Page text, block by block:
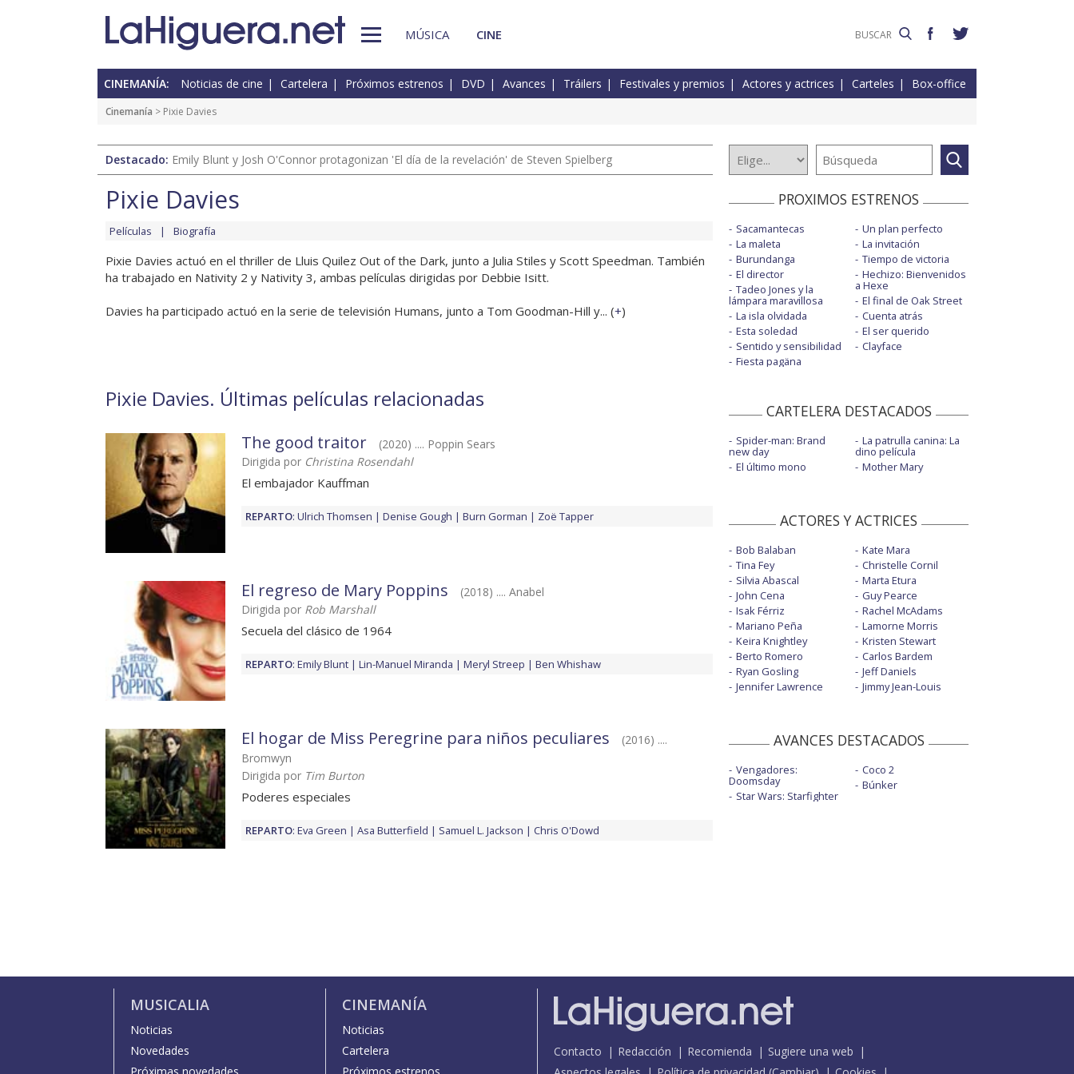
MÚSICA CINE
CINEMANÍA: Noticias de cine Cartelera Próximos estrenos DVD Avances Tráilers Festivales y premios Actores y actrices Carteles Box-office
Cinemanía > Pixie Davies
Destacado: Emily Blunt y Josh O'Connor protagonizan 'El día de la revelación' de Steven Spielberg
Pixie Davies
Películas Biografía
Pixie Davies actuó en el thriller de Lluis Quilez Out of the Dark, junto a Julia Stiles y Scott Speedman. También
ha trabajado en Nativity 2 y Nativity 3, ambas películas dirigidas por Debbie Isitt.
Davies ha participado actuó en la serie de televisión Humans, junto a Tom Goodman-Hill y... (+)
Pixie Davies. Últimas películas relacionadas
The good traitor
(2020) .... Poppin Sears
Dirigida por Christina Rosendahl
El embajador Kauffman
REPARTO: Ulrich Thomsen Denise Gough Burn Gorman Zoë Tapper
El regreso de Mary Poppins
(2018) .... Anabel
Dirigida por Rob Marshall
Secuela del clásico de 1964
REPARTO: Emily Blunt Lin-Manuel Miranda Meryl Streep Ben Whishaw
El hogar de Miss Peregrine para niños peculiares
(2016) ....
Bromwyn
Dirigida por Tim Burton
Poderes especiales
REPARTO: Eva Green Asa Butterfield Samuel L. Jackson Chris O'Dowd
PROXIMOS ESTRENOS
Sacamantecas
La maleta
Burundanga
El director
Tadeo Jones y la
lámpara maravillosa
La isla olvidada
Esta soledad
Sentido y sensibilidad
Fiesta pagäna
Un plan perfecto
La invitación
Tiempo de victoria
Hechizo: Bienvenidos
a Hexe
El final de Oak Street
Cuenta atrás
El ser querido
Clayface
CARTELERA DESTACADOS
Spider-man: Brand
new day
El último mono
La patrulla canina: La
dino película
Mother Mary
ACTORES Y ACTRICES
Bob Balaban
Tina Fey
Silvia Abascal
John Cena
Isak Férriz
Mariano Peña
Keira Knightley
Berto Romero
Ryan Gosling
Jennifer Lawrence
Kate Mara
Christelle Cornil
Marta Etura
Guy Pearce
Rachel McAdams
Lamorne Morris
Kristen Stewart
Carlos Bardem
Jeff Daniels
Jimmy Jean-Louis
AVANCES DESTACADOS
Vengadores:
Doomsday
Star Wars: Starfighter
Coco 2
Búnker
MUSICALIA
Noticias
Novedades
CINEMANÍA
Noticias
Cartelera
Contacto Redacción Recomienda
Sugiere una web